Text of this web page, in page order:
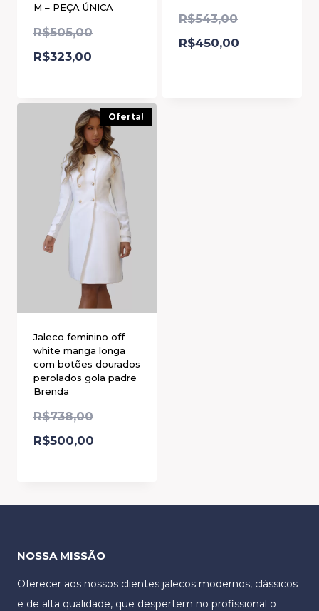
M – PEÇA ÚNICA
R$505,00
R$323,00
R$543,00
R$450,00
Oferta!
Jaleco feminino off
white manga longa
com botões dourados
perolados gola padre
Brenda
R$738,00
R$500,00
NOSSA MISSÃO
Oferecer aos nossos clientes jalecos modernos, clássicos
e de alta qualidade, que despertem no profissional o